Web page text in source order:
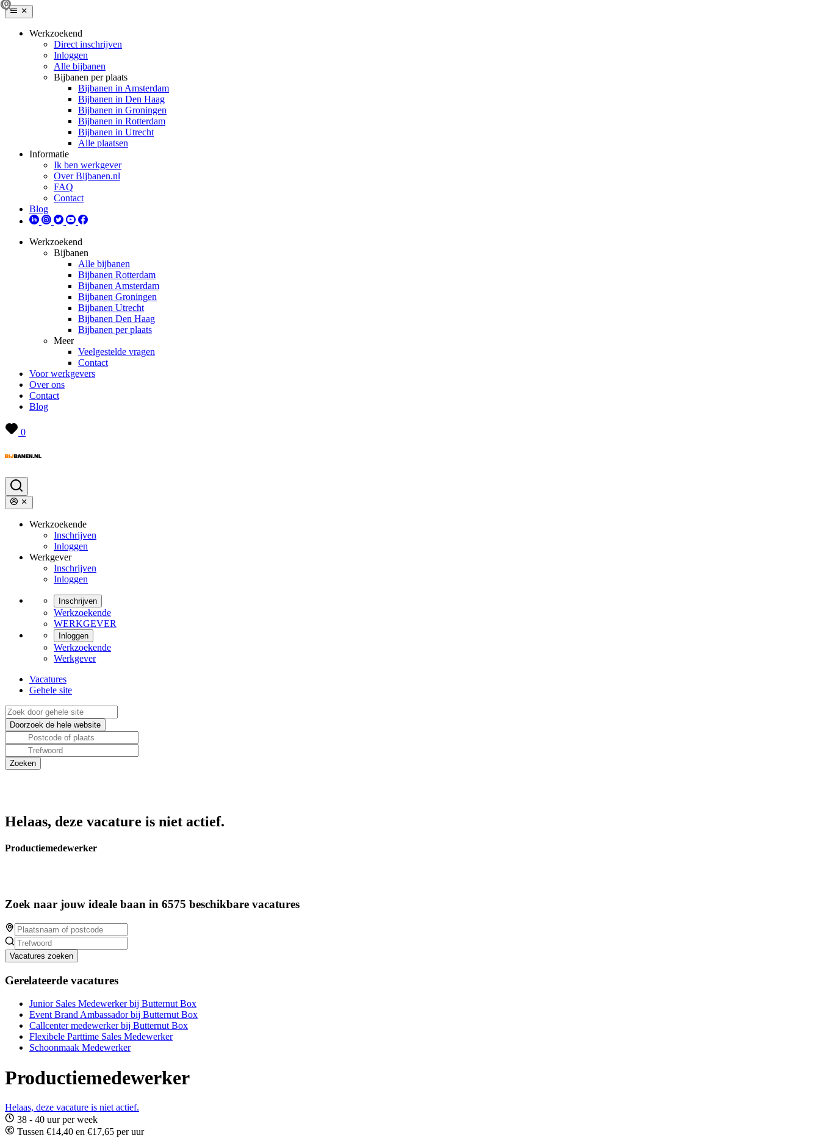
Werkzoekend
Direct inschrijven
Inloggen
Alle bijbanen
Bijbanen per plaats
Bijbanen in Amsterdam
Bijbanen in Den Haag
Bijbanen in Groningen
Bijbanen in Rotterdam
Bijbanen in Utrecht
Alle plaatsen
Informatie
Ik ben werkgever
Over Bijbanen.nl
FAQ
Contact
Blog
Werkzoekend
Bijbanen
Alle bijbanen
Bijbanen Rotterdam
Bijbanen Amsterdam
Bijbanen Groningen
Bijbanen Utrecht
Bijbanen Den Haag
Bijbanen per plaats
Meer
Veelgestelde vragen
Contact
Voor werkgevers
Over ons
Contact
Blog
0
Werkzoekende
Inschrijven
Inloggen
Werkgever
Inschrijven
Inloggen
Inschrijven
Werkzoekende
WERKGEVER
Inloggen
Werkzoekende
Werkgever
Vacatures
Gehele site
Helaas, deze vacature is niet actief.
Productiemedewerker
Zoek naar jouw ideale baan in 6575 beschikbare vacatures
Vacatures zoeken
Gerelateerde vacatures
Junior Sales Medewerker bij Butternut Box
Event Brand Ambassador bij Butternut Box
Callcenter medewerker bij Butternut Box
Flexibele Parttime Sales Medewerker
Schoonmaak Medewerker
Productiemedewerker
Helaas, deze vacature is niet actief.
38 - 40 uur per week
Tussen €14,40 en €17,65 per uur